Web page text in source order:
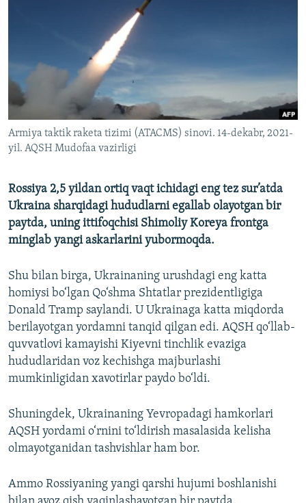
Armiya taktik raketa tizimi (ATACMS) sinovi. 14-dekabr, 2021-
yil. AQSH Mudofaa vazirligi
Rossiya 2,5 yildan ortiq vaqt ichidagi eng tez sur’atda
Ukraina sharqidagi hududlarni egallab olayotgan bir
paytda, uning ittifoqchisi Shimoliy Koreya frontga
minglab yangi askarlarini yubormoqda.
Shu bilan birga, Ukrainaning urushdagi eng katta
homiysi bo‘lgan Qo‘shma Shtatlar prezidentligiga
Donald Tramp saylandi. U Ukrainaga katta miqdorda
berilayotgan yordamni tanqid qilgan edi. AQSH qo‘llab-
quvvatlovi kamayishi Kiyevni tinchlik evaziga
hududlaridan voz kechishga majburlashi
mumkinligidan xavotirlar paydo bo‘ldi.
Shuningdek, Ukrainaning Yevropadagi hamkorlari
AQSH yordami o‘rnini to‘ldirish masalasida kelisha
olmayotganidan tashvishlar ham bor.
Ammo Rossiyaning yangi qarshi hujumi boshlanishi